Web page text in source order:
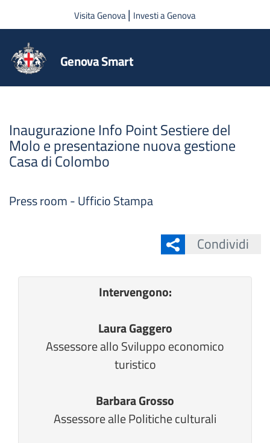
Salta al contenuto principale
Visita Genova| Investi a Genova
Genova Smart
Inaugurazione Info Point Sestiere del
Molo e presentazione nuova gestione
Casa di Colombo
Press room - Ufficio Stampa
Condividi
Intervengono:
Laura Gaggero
Assessore allo Sviluppo economico
turistico
Barbara Grosso
Assessore alle Politiche culturali